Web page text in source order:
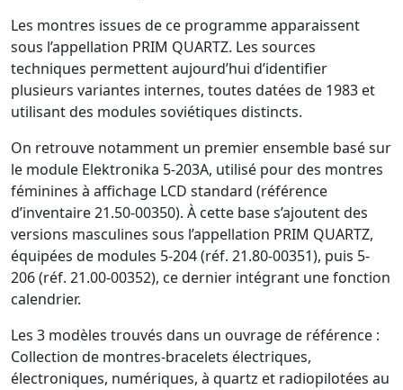
Les montres issues de ce programme apparaissent
sous l’appellation PRIM QUARTZ. Les sources
techniques permettent aujourd’hui d’identifier
plusieurs variantes internes, toutes datées de 1983 et
utilisant des modules soviétiques distincts.
On retrouve notamment un premier ensemble basé sur
le module Elektronika 5-203A, utilisé pour des montres
féminines à affichage LCD standard (référence
d’inventaire 21.50-00350). À cette base s’ajoutent des
versions masculines sous l’appellation PRIM QUARTZ,
équipées de modules 5-204 (réf. 21.80-00351), puis 5-
206 (réf. 21.00-00352), ce dernier intégrant une fonction
calendrier.
Les 3 modèles trouvés dans un ouvrage de référence :
Collection de montres-bracelets électriques,
électroniques, numériques, à quartz et radiopilotées au